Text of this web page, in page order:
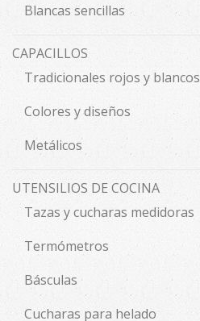
Blancas sencillas
CAPACILLOS
Tradicionales rojos y blancos
Colores y diseños
Metálicos
UTENSILIOS DE COCINA
Tazas y cucharas medidoras
Termómetros
Básculas
Cucharas para helado